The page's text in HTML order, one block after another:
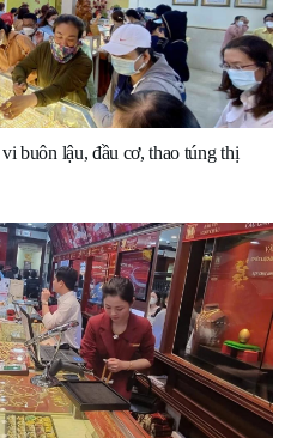
buôn lậu, đầu cơ, thao túng thị